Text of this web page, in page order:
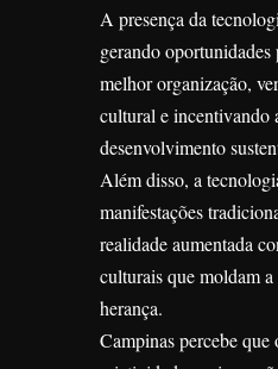
A presença da
gerando
melhor organização,
cultural e incentivando
desenvolvimento
Além disso, a
manifestações
realidade aumentada
culturais que moldam
herança.
Campinas percebe